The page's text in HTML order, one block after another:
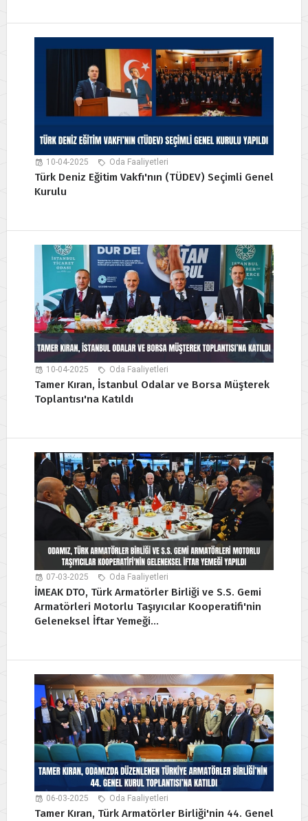
10-04-2025 Oda Faaliyetleri
Türk Deniz Eğitim Vakfı'nın (TÜDEV) Seçimli Genel
Kurulu
10-04-2025 Oda Faaliyetleri
Tamer Kıran, İstanbul Odalar ve Borsa Müşterek
Toplantısı'na Katıldı
07-03-2025 Oda Faaliyetleri
İMEAK DTO, Türk Armatörler Birliği ve S.S. Gemi
Armatörleri Motorlu Taşıyıcılar Kooperatifi'nin
Geleneksel İftar Yemeği...
06-03-2025 Oda Faaliyetleri
Tamer Kıran, Türk Armatörler Birliği'nin 44. Genel